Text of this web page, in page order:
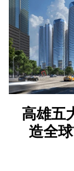
高雄五
造全